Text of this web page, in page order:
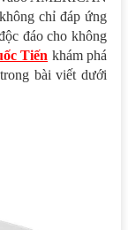
chỉ đáp ứng
đáo cho không
Tiến khám phá
bài viết dưới